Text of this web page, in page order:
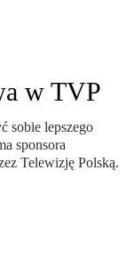
w TVP
sobie lepszego
sponsora
Telewizję Polską.